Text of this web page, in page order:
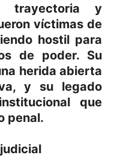
trayectoria y
víctimas de
hostil para
de poder. Su
herida abierta
y su legado
que
penal.